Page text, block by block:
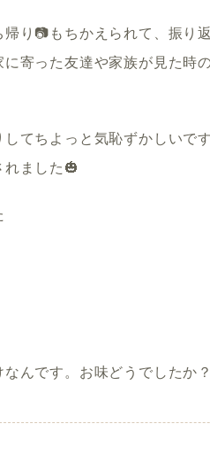
り📷もちかえられて、振り
寄った友達や家族が見た時
てちよっと気恥ずかしいで
ました🎃
んです。お味どうでしたか？